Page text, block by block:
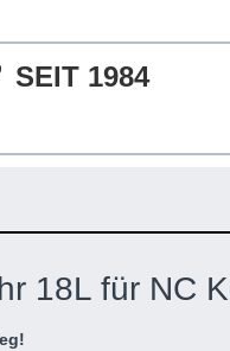
SEIT 1984
18L für NC